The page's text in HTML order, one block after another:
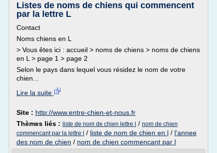
Listes de noms de chiens qui commencent
par la lettre L
Contact
Noms chiens en L
> Vous êtes ici : accueil > noms de chiens > noms de chiens
en L > page 1 > page 2
Selon le pays dans lequel vous résidez le nom de votre
chien...
Lire la suite
Site : http://www.entre-chien-et-nous.fr
Thèmes liés : liste de nom de chien lettre l / nom de chien
commencant par la lettre l
/ liste de nom de chien en l / l'annee
des nom de chien / nom de chien commencant par l